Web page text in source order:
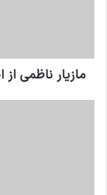
مازیار ناظمی